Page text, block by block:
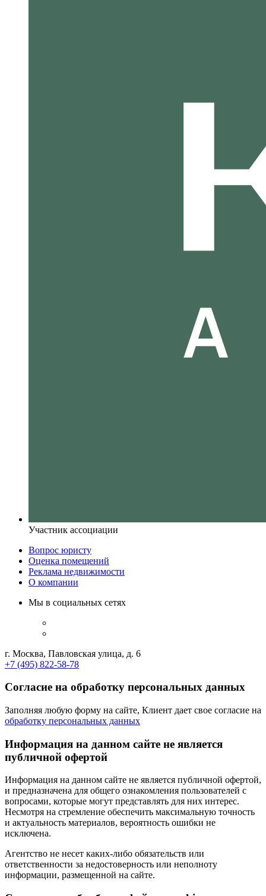
Участник ассоциации
Вопрос юристу
Оценка помещений
Реклама недвижимости
О компании
Мы в социальных сетях
г. Москва, Павловская улица, д. 6
+7 (495) 822-58-78
Согласие на обработку персональных данных
Заполняя любую форму на сайте, Клиент дает свое согласие на
обработку персональных данных
Информация на данном сайте не является
публичной офертой
Информация на данном сайте не является публичной офертой,
и предназначена для общего ознакомления пользователей с
вопросами, которые могут представлять для них интерес.
Несмотря на стремление обеспечить максимальную точность
и актуальность материалов, вероятность ошибки не
исключена.
Агентство не несет каких-либо обязательств или
ответственности за недостоверность или неполноту
информации, размещенной на сайте.